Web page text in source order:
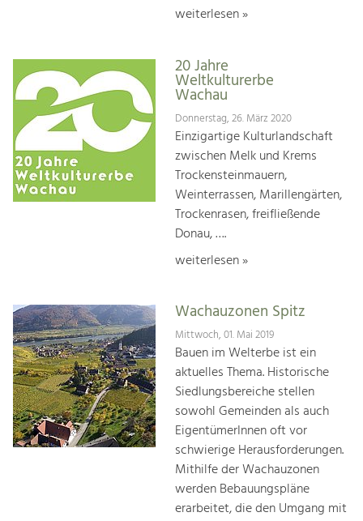
weiterlesen »
20 Jahre
Weltkulturerbe
Wachau
Donnerstag, 26. März 2020
Einzigartige Kulturlandschaft
zwischen Melk und Krems
Trockensteinmauern,
Weinterrassen, Marillengärten,
Trockenrasen, freifließende
Donau, ….
weiterlesen »
Wachauzonen Spitz
Mittwoch, 01. Mai 2019
Bauen im Welterbe ist ein
aktuelles Thema. Historische
Siedlungsbereiche stellen
sowohl Gemeinden als auch
EigentümerInnen oft vor
schwierige Herausforderungen.
Mithilfe der Wachauzonen
werden Bebauungspläne
erarbeitet, die den Umgang mit